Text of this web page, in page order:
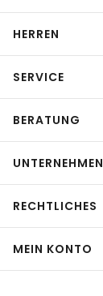
HERREN
SERVICE
BERATUNG
UNTERNEHMEN
RECHTLICHES
MEIN KONTO